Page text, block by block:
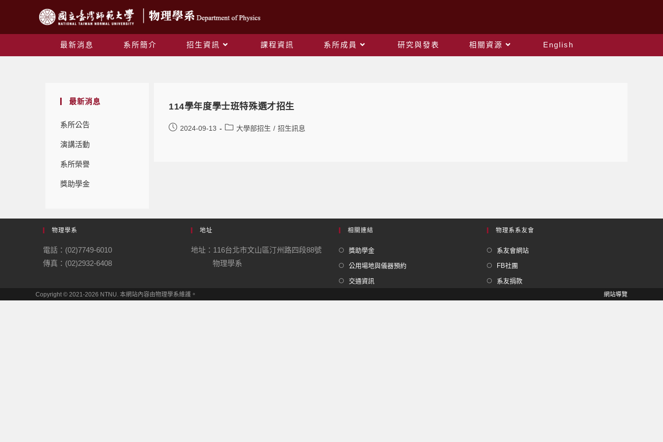
最新消息 系所簡介 招生資訊 課程資訊 系所成員 研究與發表 相關資源 English
最新消息
系所公告
演講活動
系所榮譽
獎助學金
114學年度學士班特殊選才招生
2024-09-13 大學部招生 / 招生訊息
物理學系
電話：(02)7749-6010
傳真：(02)2932-6408
地址
地址：116台北市文山區汀州路四段88號
物理學系
相關連結
獎助學金
公用場地與儀器預約
交通資訊
物理系系友會
系友會網站
FB社團
系友捐款
網站導覽
Copyright © 2021-2026 NTNU. 本網站內容由物理學系維護。